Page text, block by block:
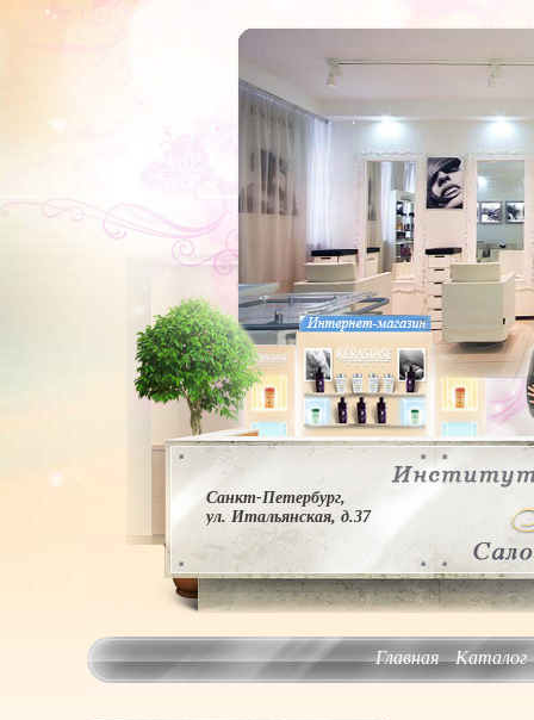
Санкт-Петербург,
ул. Итальянская, д.37
Главная Каталог